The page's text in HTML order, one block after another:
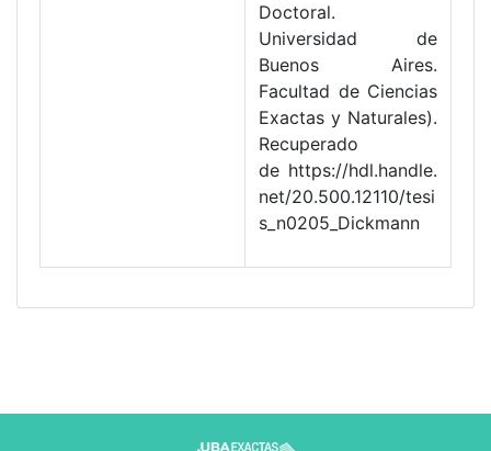
Doctoral.
Universidad de
Buenos Aires.
Facultad de Ciencias
Exactas y Naturales).
Recuperado
de https://hdl.handle.
net/20.500.12110/tesi
s_n0205_Dickmann